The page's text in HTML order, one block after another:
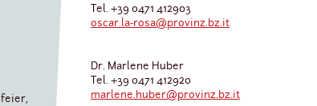
Tel. +39 0471 412903
oscar.la-rosa@provinz.bz.it
Dr. Marlene Huber
Tel. +39 0471 412920
marlene.huber@provinz.bz.it